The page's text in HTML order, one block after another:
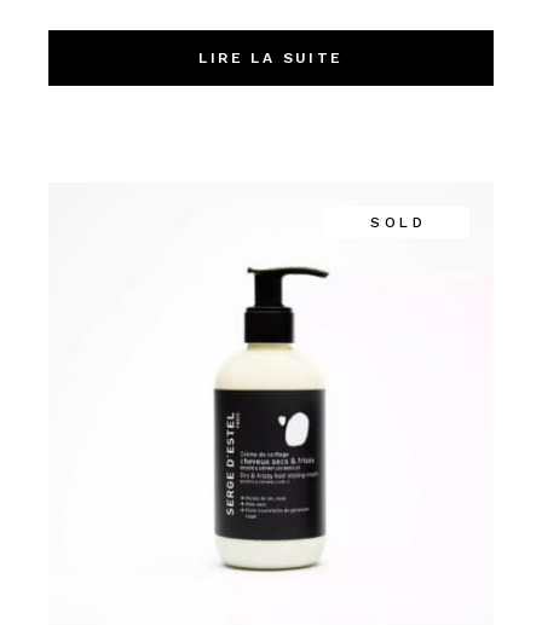
LIRE LA SUITE
SOLD